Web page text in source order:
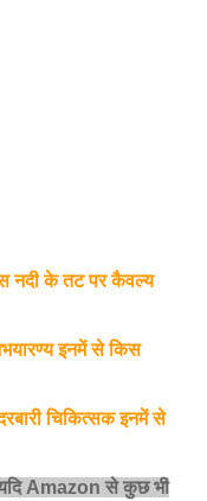
नदी के तट पर कैवल्य
इनमें से किस
चिकित्सक इनमें से
यदि Amazon से कुछ भी